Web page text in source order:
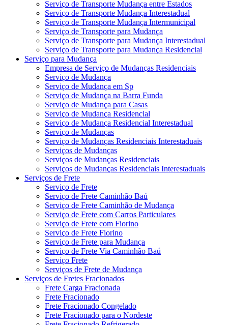
Serviço de Transporte Mudança entre Estados
Serviço de Transporte Mudança Interestadual
Serviço de Transporte Mudança Intermunicipal
Serviço de Transporte para Mudança
Serviço de Transporte para Mudança Interestadual
Serviço de Transporte para Mudança Residencial
Serviço para Mudança
Empresa de Serviço de Mudanças Residenciais
Serviço de Mudança
Serviço de Mudança em Sp
Serviço de Mudança na Barra Funda
Serviço de Mudança para Casas
Serviço de Mudança Residencial
Serviço de Mudança Residencial Interestadual
Serviço de Mudanças
Serviço de Mudanças Residenciais Interestaduais
Serviços de Mudanças
Serviços de Mudanças Residenciais
Serviços de Mudanças Residenciais Interestaduais
Serviços de Frete
Serviço de Frete
Serviço de Frete Caminhão Baú
Serviço de Frete Caminhão de Mudança
Serviço de Frete com Carros Particulares
Serviço de Frete com Fiorino
Serviço de Frete Fiorino
Serviço de Frete para Mudança
Serviço de Frete Via Caminhão Baú
Serviço Frete
Serviços de Frete de Mudança
Serviços de Fretes Fracionados
Frete Carga Fracionada
Frete Fracionado
Frete Fracionado Congelado
Frete Fracionado para o Nordeste